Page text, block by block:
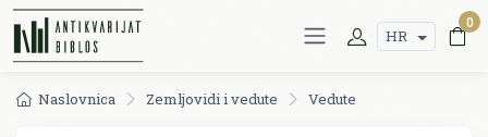
HR
0
Naslovnica Zemljovidi i vedute Vedute